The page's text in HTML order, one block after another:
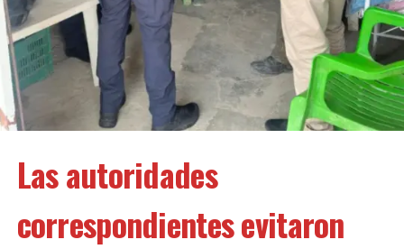
Las autoridades
correspondientes evitaron